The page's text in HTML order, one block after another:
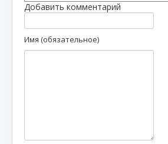
Добавить комментарий
Имя (обязательное)